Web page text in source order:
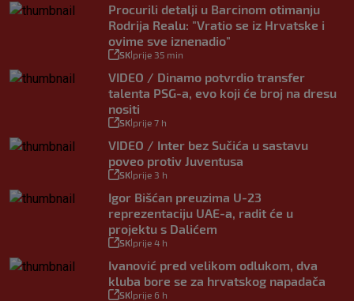
Procurili detalji u Barcinom otimanju
Rodrija Realu: "Vratio se iz Hrvatske i
ovime sve iznenadio"
SK prije 35 min
VIDEO / Dinamo potvrdio transfer
talenta PSG-a, evo koji će broj na dresu
nositi
SK prije 7 h
VIDEO / Inter bez Sučića u sastavu
poveo protiv Juventusa
SK prije 3 h
Igor Bišćan preuzima U-23
reprezentaciju UAE-a, radit će u
projektu s Dalićem
SK prije 4 h
Ivanović pred velikom odlukom, dva
kluba bore se za hrvatskog napadača
SK prije 6 h